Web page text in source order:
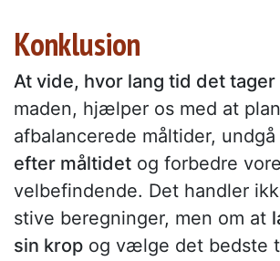
Konklusion
At vide, hvor lang tid det
maden, hjælper os med at
afbalancerede måltider, undgå
efter måltidet og forbedre
velbefindende. Det handler
stive beregninger, men om at
sin krop og vælge det bedste